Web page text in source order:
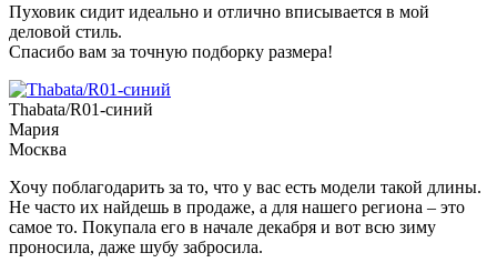
Пуховик сидит идеально и отлично вписывается в мой
деловой стиль.
Спасибо вам за точную подборку размера!
Thabata/R01-синий
Мария
Москва
Хочу поблагодарить за то, что у вас есть модели такой длины.
Не часто их найдешь в продаже, а для нашего региона – это
самое то. Покупала его в начале декабря и вот всю зиму
проносила, даже шубу забросила.